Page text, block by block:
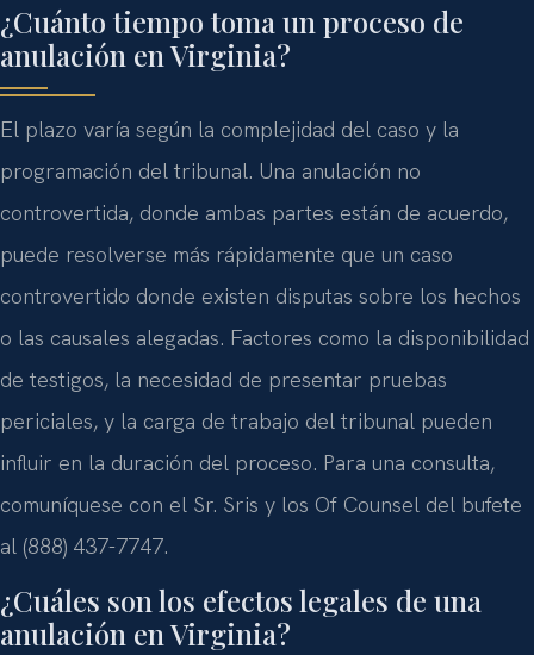
¿Cuánto tiempo toma un proceso de
anulación en Virginia?
El plazo varía según la complejidad del caso y la
programación del tribunal. Una anulación no
controvertida, donde ambas partes están de acuerdo,
puede resolverse más rápidamente que un caso
controvertido donde existen disputas sobre los hechos
o las causales alegadas. Factores como la disponibilidad
de testigos, la necesidad de presentar pruebas
periciales, y la carga de trabajo del tribunal pueden
influir en la duración del proceso. Para una consulta,
comuníquese con el Sr. Sris y los Of Counsel del bufete
al (888) 437-7747.
¿Cuáles son los efectos legales de una
anulación en Virginia?